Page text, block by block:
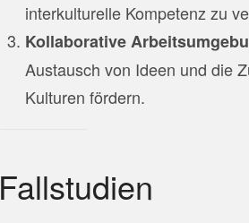
interkulturelle Kompetenz zu
Kollaborative
Austausch von Ideen und die
Kulturen fördern.
Fallstudien